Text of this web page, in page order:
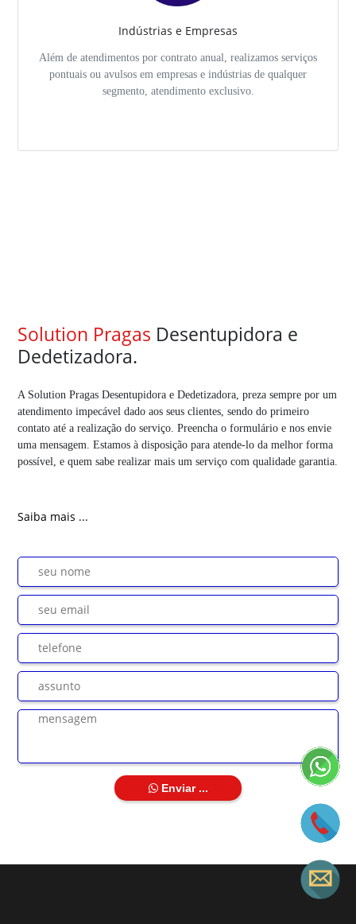
Indústrias e Empresas
Além de atendimentos por contrato anual, realizamos serviços
pontuais ou avulsos em empresas e indústrias de qualquer
segmento, atendimento exclusivo.
Solution Pragas Desentupidora e
Dedetizadora.
A Solution Pragas Desentupidora e Dedetizadora, preza sempre por um
atendimento impecável dado aos seus clientes, sendo do primeiro
contato até a realização do serviço. Preencha o formulário e nos envie
uma mensagem. Estamos à disposição para atende-lo da melhor forma
possível, e quem sabe realizar mais um serviço com qualidade garantia.
Saiba mais ...
Enviar ...